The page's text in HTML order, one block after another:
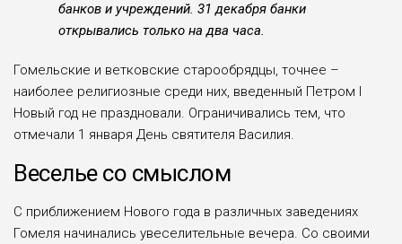
банков и учреждений. 31 декабря банки
открывались только на два часа.
Гомельские и ветковские старообрядцы, точнее –
наиболее религиозные среди них, введенный Петром I
Новый год не праздновали. Ограничивались тем, что
отмечали 1 января День святителя Василия.
Веселье со смыслом
С приближением Нового года в различных заведениях
Гомеля начинались увеселительные вечера. Со своими